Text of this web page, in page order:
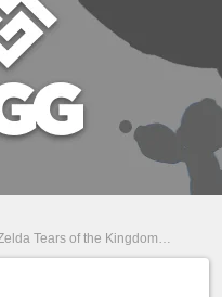
the Kingdom : Sanctuaire, tenues, quêtes... Guide complet à 100%